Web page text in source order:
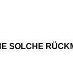
SOLCHE